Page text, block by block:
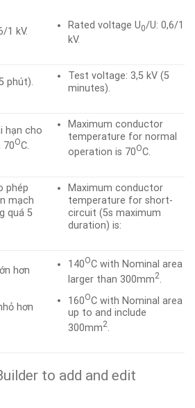
1 kV.
Rated voltage U0/U: 0,6/1
kV.
phút).
Test voltage: 3,5 kV (5
minutes).
hạn cho
70OC.
Maximum conductor
temperature for normal
operation is 70OC.
phép
mạch
quá 5
Maximum conductor
temperature for short-
circuit (5s maximum
duration) is:
hơn
hơn
140OC with Nominal area
larger than 300mm2.
160OC with Nominal area
up to and include
300mm2.
to add and edit